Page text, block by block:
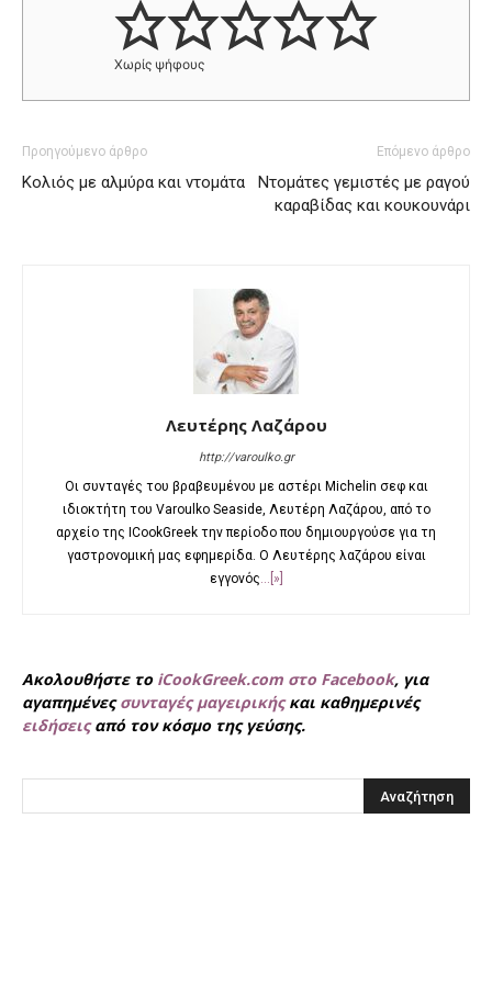
Χωρίς ψήφους
Προηγούμενο άρθρο
Κολιός με αλμύρα και ντομάτα
Επόμενο άρθρο
Ντομάτες γεμιστές με ραγού
καραβίδας και κουκουνάρι
Λευτέρης Λαζάρου
http://varoulko.gr
Οι συνταγές του βραβευμένου με αστέρι Michelin σεφ και
ιδιοκτήτη του Varoulko Seaside, Λευτέρη Λαζάρου, από το
αρχείο της ΙCookGreek την περίοδο που δημιουργούσε για τη
γαστρονομική μας εφημερίδα. Ο Λευτέρης λαζάρου είναι
εγγονός...[»]
Ακολουθήστε το iCookGreek.com στο Facebook, για
αγαπημένεςσυνταγές μαγειρικήςκαι καθημερινές
ειδήσειςαπό τον κόσμο της γεύσης.